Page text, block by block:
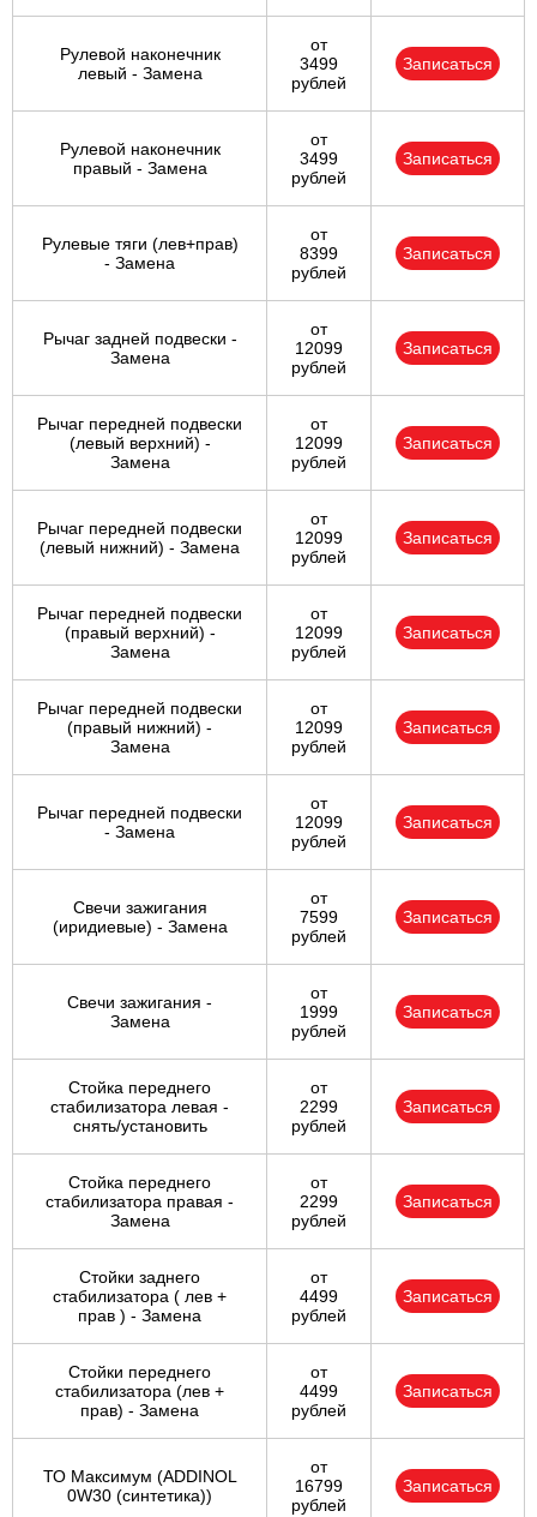
Рулевой наконечник
левый - Замена
от
3499
рублей
Записаться
Рулевой наконечник
правый - Замена
от
3499
рублей
Записаться
Рулевые тяги (лев+прав)
- Замена
от
8399
рублей
Записаться
Рычаг задней подвески -
Замена
от
12099
рублей
Записаться
Рычаг передней подвески
(левый верхний) -
Замена
от
12099
рублей
Записаться
Рычаг передней подвески
(левый нижний) - Замена
от
12099
рублей
Записаться
Рычаг передней подвески
(правый верхний) -
Замена
от
12099
рублей
Записаться
Рычаг передней подвески
(правый нижний) -
Замена
от
12099
рублей
Записаться
Рычаг передней подвески
- Замена
от
12099
рублей
Записаться
Свечи зажигания
(иридиевые) - Замена
от
7599
рублей
Записаться
Свечи зажигания -
Замена
от
1999
рублей
Записаться
Стойка переднего
стабилизатора левая -
снять/установить
от
2299
рублей
Записаться
Стойка переднего
стабилизатора правая -
Замена
от
2299
рублей
Записаться
Стойки заднего
стабилизатора ( лев +
прав ) - Замена
от
4499
рублей
Записаться
Стойки переднего
стабилизатора (лев +
прав) - Замена
от
4499
рублей
Записаться
ТО Максимум (ADDINOL
0W30 (синтетика))
от
16799
рублей
Записаться